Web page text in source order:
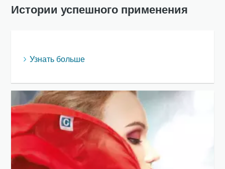
Истории успешного применения
Узнать больше